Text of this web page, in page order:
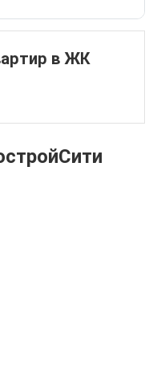
в ЖК